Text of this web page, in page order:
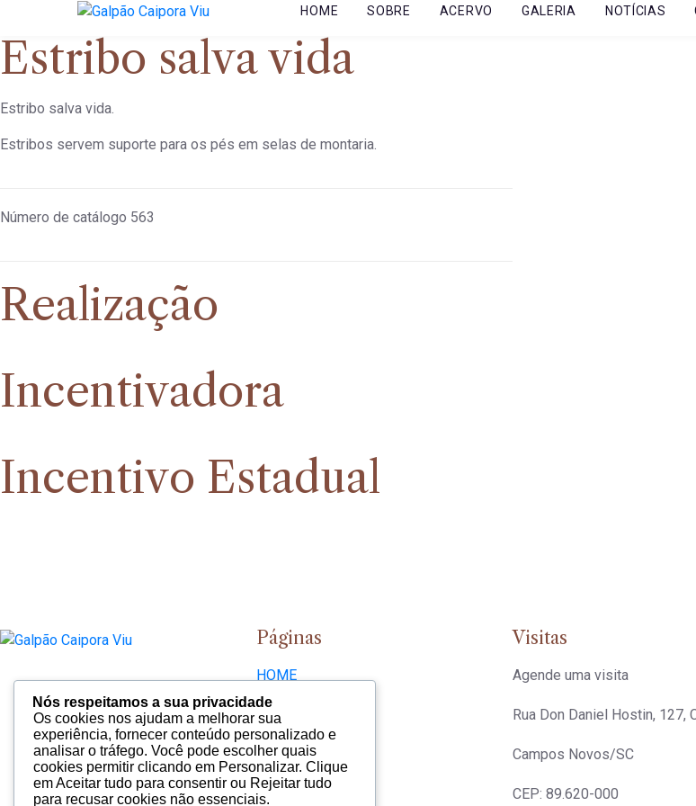
HOME SOBRE ACERVO GALERIA NOTÍCIAS
Estribo salva vida
Estribo salva vida.
Estribos servem suporte para os pés em selas de montaria.
Número de catálogo 563
Realização
Incentivadora
Incentivo Estadual
Páginas
HOME
SOBRE
ACERVO
GALERIA
NOTÍCIAS
CONTATO
Visitas
Agende uma visita
Rua Don Daniel Hostin, 127,
Campos Novos/SC
CEP: 89.620-000
Nós respeitamos a sua privacidade
Os cookies nos ajudam a melhorar sua
experiência, fornecer conteúdo personalizado e
analisar o tráfego. Você pode escolher quais
cookies permitir clicando em Personalizar. Clique
em Aceitar tudo para consentir ou Rejeitar tudo
para recusar cookies não essenciais.